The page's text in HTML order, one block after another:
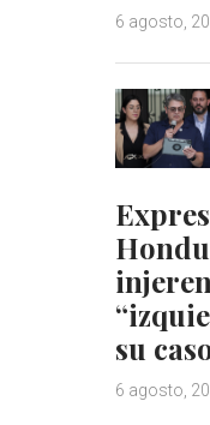
6 agosto,
su
6 agosto,